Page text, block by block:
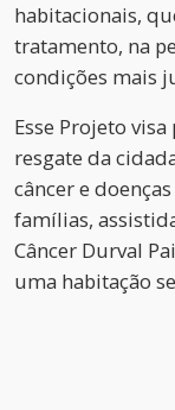
habitacionais,
tratamento, na
condições mais
Esse Projeto
resgate da
câncer e
famílias,
Câncer Durval
uma habitação